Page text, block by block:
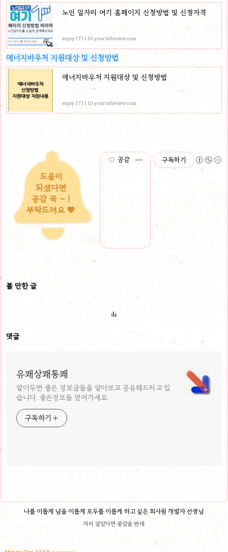
노인 일자리 여기 홈페이지 신청방법 및 신청자격
enjoy171110.yourinfoview.com
에너지바우처 지원대상 및 신청방법
에너지바우처 지원대상 및 신청방법
enjoy171110.yourinfoview.com
도움이
되셨다면
공감 꾹 ~ !
부탁드려요 💖
공감 구독하기
볼 만한 글
댓글
유쾌상쾌통쾌
알아두면 좋은 정보글들을 알아보고 공유해드리고 있
습니다. 좋은정보들 얻어가세요.
구독하기
나를 이롭게 남을 이롭게 모두를 이롭게 하고 싶은 회사원 개발자 선생님
미리 알았다면 좋았을 텐데